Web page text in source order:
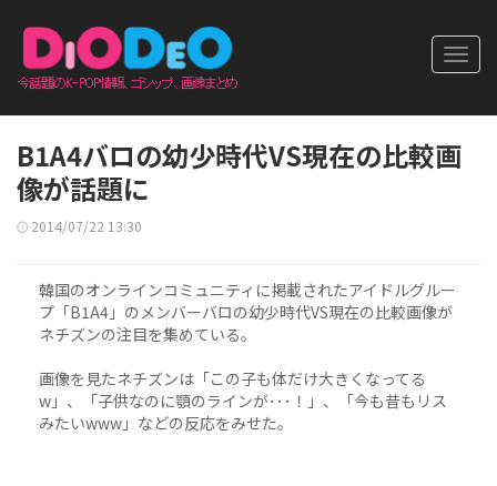
B1A4バロの幼少時代VS現在の比較画
像が話題に
2014/07/22 13:30
韓国のオンラインコミュニティに掲載されたアイドルグルー
プ「B1A4」のメンバーバロの幼少時代VS現在の比較画像が
ネチズンの注目を集めている。
画像を見たネチズンは「この子も体だけ大きくなってる
w」、「子供なのに顎のラインが･･･！」、「今も昔もリス
みたいwww」などの反応をみせた。